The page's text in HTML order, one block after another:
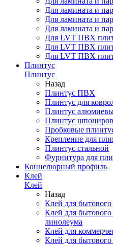
Для ламината и
Для ламината и
Для ламината и
Для LVT ПВХ
Для LVT ПВХ
Для LVT ПВХ
Плинтус
Плинтус
Назад
Плинтус ПВХ
Плинтус для
Плинтус
Плинтус
Пробковые
Крепление для
Плинтус стальной
Фурнитура для
Коннелюрный профиль
Клей
Клей
Назад
Клей для
Клей для
линолеума
Клей для
Клей для бытового